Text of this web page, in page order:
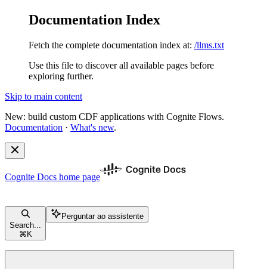
Documentation Index
Fetch the complete documentation index at: /llms.txt
Use this file to discover all available pages before
exploring further.
Skip to main content
New: build custom CDF applications with Cognite Flows.
Documentation · What's new.
Cognite Docs home page
Search...
⌘ K
Perguntar ao assistente